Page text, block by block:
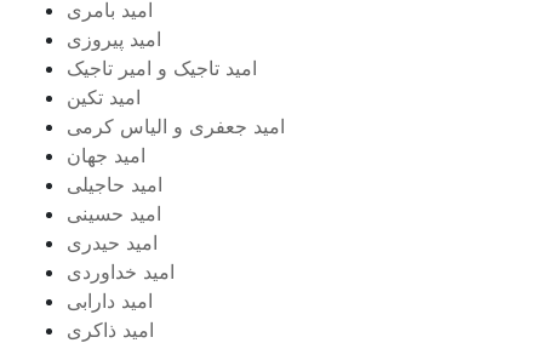
امید بامری
امید پیروزی
امید تاجیک و امیر تاجیک
امید تکین
امید جعفری و الیاس کرمی
امید جهان
امید حاجیلی
امید حسینی
امید حیدری
امید خداوردی
امید دارابی
امید ذاکری